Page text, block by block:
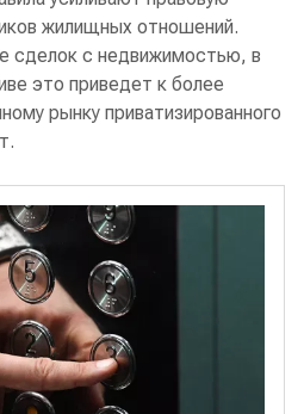
жилищных отношений.
сделок с недвижимостью, в
это приведет к более
рынку приватизированного